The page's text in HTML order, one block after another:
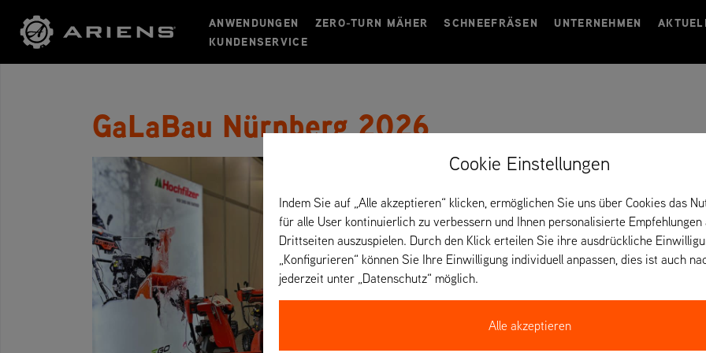
ANWENDUNGEN ZERO-TURN MÄHER SCHNEEFRÄSEN UNTERNEHMEN
KUNDENSERVICE
GaLaBau Nürnberg 2026
Von 15. bis 18. September 2026 sind wir auf der
Cookie Einstellungen
Indem Sie auf „Alle akzeptieren“ klicken, ermöglichen Sie uns über Cookies das
für alle User kontinuierlich zu verbessern und Ihnen personalisierte Empfehlungen
Drittseiten auszuspielen. Durch den Klick erteilen Sie ihre ausdrückliche
„Konfigurieren“ können Sie Ihre Einwilligung individuell anpassen, dies ist auch
jederzeit unter „Datenschutz“ möglich.
Alle akzeptieren